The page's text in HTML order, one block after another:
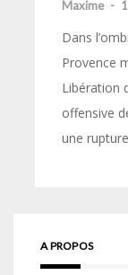
Maxime -
Dans
Provence
Libération
offensive
une
A PROPOS